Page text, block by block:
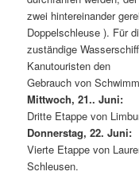
zwei hintereinander
Doppelschleuse ). Für
zuständige
Kanutouristen den
Gebrauch von
Mittwoch, 21.. Juni:
Dritte Etappe von
Donnerstag, 22. Juni:
Vierte Etappe von
Schleusen.